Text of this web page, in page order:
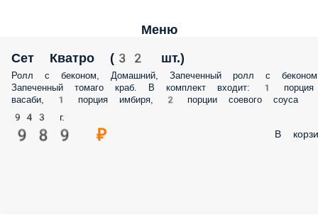
Меню
Сет Кватро (32 шт.)
Ролл с беконом, Домашний, Запеченный ролл с
Запеченный томаго краб. В комплект входит: 1 порция
васаби, 1 порция имбиря, 2 порции соевого соуса
943 г.
989 ₽ В